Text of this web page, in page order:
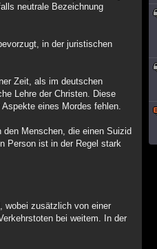
neutrale Bezeichnung
in der juristischen
Zeit, als im deutschen
Lehre der Christen. Diese
eines Mordes fehlen.
Menschen, die einen Suizid
Person ist in der Regel stark
wobei zusätzlich von einer
bei weitem. In der